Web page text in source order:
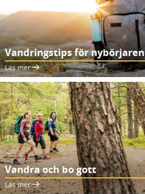
Vandringstips för nybörjaren
Läs mer
Vandra och bo gott
Läs mer